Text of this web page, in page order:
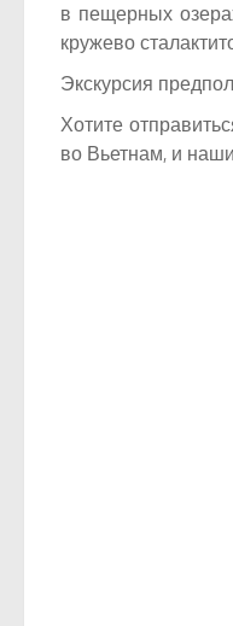
в пещерных
кружево
Экскурсия
Хотите
во Вьетнам, и